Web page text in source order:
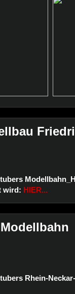
wird: HIER...
Rhein-Neckar-